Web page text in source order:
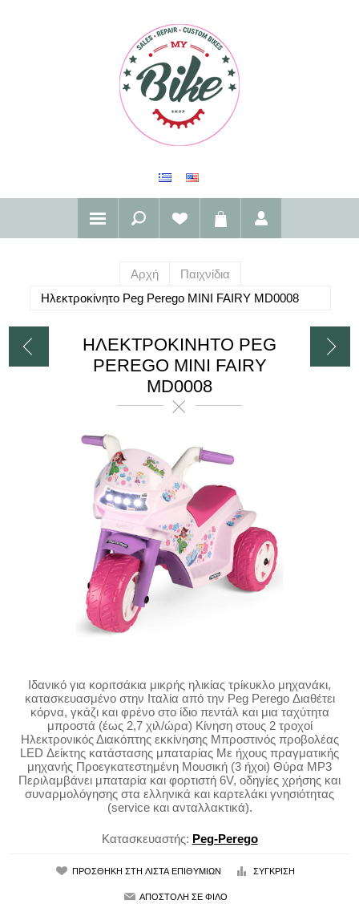
Αρχή
Παιχνίδια
Ηλεκτροκίνητο Peg Perego MINI FAIRY MD0008
ΗΛΕΚΤΡΟΚΊΝΗΤΟ PEG
PEREGO MINI FAIRY
MD0008
Ιδανικό για κοριτσάκια μικρής ηλικίας τρίκυκλο μηχανάκι,
κατασκευασμένο στην Ιταλία από την Peg Perego Διαθέτει
κόρνα, γκάζι και φρένο στο ίδιο πεντάλ και μια ταχύτητα
μπροστά (έως 2,7 χιλ/ώρα) Κίνηση στους 2 τροχοί
Ηλεκτρονικός Διακόπτης εκκίνησης Μπροστινός προβολέας
LED Δείκτης κατάστασης μπαταρίας Mε ήχους πραγματικής
μηχανής Προεγκατεστημένη Μουσική (3 ήχοι) Θύρα MP3
Περιλαμβάνει μπαταρία και φορτιστή 6V, οδηγίες χρήσης και
συναρμολόγησης στα ελληνικά και καρτελάκι γνησιότητας
(service και ανταλλακτικά).
Κατασκευαστής: Peg-Perego